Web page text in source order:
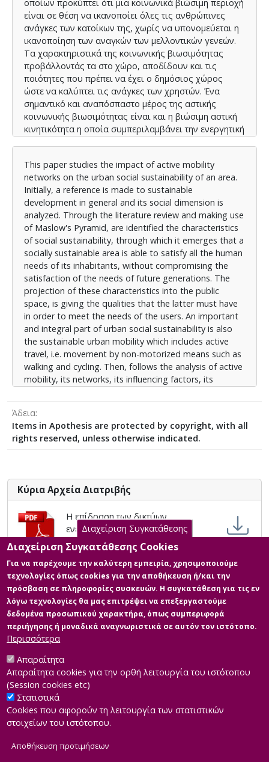
οποίων προκύπτει ότι μια κοινωνικά βιώσιμη περιοχή
είναι σε θέση να ικανοποίει όλες τις ανθρώπινες
ανάγκες των κατοίκων της, χωρίς να υπονομεύεται η
ικανοποίηση των αναγκών των μελλοντικών γενεών.
Τα χαρακτηριστικά της κοινωνικής βιωσιμότητας
προβάλλοντάς τα στο χώρο, αποδίδουν και τις
ποιότητες που πρέπει να έχει ο δημόσιος χώρος
ώστε να καλύπτει τις ανάγκες των χρηστών. Ένα
σημαντικό και αναπόσπαστο μέρος της αστικής
κοινωνικής βιωσιμότητας είναι και η βιώσιμη αστική
κινητικότητα η οποία συμπεριλαμβάνει την ενεργητική
Αναλύεται η ενεργητική μετακίνηση, τα δίκτυά της, οι
παράγοντες που την επηρεάζουν, τα οφέλη και οι
περιορισμοί της καθώς και οι στρατηγικές ενίσχυσής
της. Έπειτα, ακολουθούν μελέτες περίπτωσης που να
έχουν αναπτύξει τα δίκτυα μετακίνησης για τον πεζό
και τον ποδηλάτη σε συνδυασμό και με επεμβάσεις
στο δημόσιο χώρο, ώστε να γίνει μια αποτίμηση, του
συσχετισμού των δύο αυτών εννοιών της ενεργητικής
κινητικότητας και της κοινωνικής βιωσιμότητας σε
πραγματικά παραδείγματα. Επιλέγεται μια μελέτης
περίπτωσης στην Αθήνα, ο Δήμος Ιλίου, ο οποίος έχει
ένα υφιστάμενο δίκτυο ενεργητικής μετακίνησης και
μέσω μελέτης πεδίου, βιβλιογραφίας και
ερωτηματολογίου προς τους κατοίκους, αναλύεται η
επίδρασή του στην κοινωνική βιωσιμότητα του
Δήμου, καταγράφονται τα πλεονεκτήματα και οι
περιορισμοί και γίνονται προτάσεις για τη βελτίωσή
του. Τελικά, εξάγονται ορισμένα συμπεράσματα στα
του θέματος από την επιστημονική κοινότητα.
This paper studies the impact of active mobility
networks on the urban social sustainability of an area.
Initially, a reference is made to sustainable
development in general and its social dimension is
analyzed. Through the literature review and making use
of Maslow's Pyramid, are identified the characteristics
of social sustainability, through which it emerges that a
socially sustainable area is able to satisfy all the human
needs of its inhabitants, without compromising the
satisfaction of the needs of future generations. The
projection of these characteristics into the public
space, is giving the qualities that the latter must have
in order to meet the needs of the users. An important
and integral part of urban social sustainability is also
the sustainable urban mobility which includes active
travel, i.e. movement by non-motorized means such as
walking and cycling. Then, follows the analysis of active
mobility, its networks, its influencing factors, its
that have developed active travel networks with
interventions in public space, in order to make an
assessment of the correlation of these two concepts
municipality of Ilion, which has an existing network of
active mobility and through a field study, literature and
impact of this network on the social sustainability of
the area, the advantages and limitations are recorded
and proposals are made for its improvement. Finally,
some conclusions are drawn in the context of this work
and some proposals are made for further investigation
and analysis of the subject by the scientific community.
Άδεια
Items in Apothesis are protected by copyright, with all
rights reserved, unless otherwise indicated.
Κύρια Αρχεία Διατριβής
Η επίδραση των δικτύων
ενεργητικής κινητικότητας στην
αστική κοινωνική βιωσιμότητα:
Μελέτη περίπτωσης ο Δήμος Ιλίου
Περιγραφή:
ΣΑΚΑΝΤΑΜΗΣ_ΣΤΡΑΤΙΚΗ_ΕΠΙΔΡΑΣΗ
ΔΙΚΤΥΩΝ ΕΝΕΡΓΗΤΙΚΗΣ
ΚΙΝΗΤΙΚΟΤΗΤΑΣ_ΔΕ.pdf (pdf)
Πληροφορίες: Κυρίως σώμα
διπλωματικής, παράρτημα, poster
Developed byINTEROPTICS
Διαχείριση Συγκατάθεσης
Διαχείριση Συγκατάθεσης Cookies
Για να παρέχουμε την καλύτερη εμπειρία, χρησιμοποιούμε
τεχνολογίες όπως cookies για την αποθήκευση ή/και την
πρόσβαση σε πληροφορίες συσκευών. Η συγκατάθεση για τις εν
λόγω τεχνολογίες θα μας επιτρέψει να επεξεργαστούμε
δεδομένα προσωπικού χαρακτήρα, όπως συμπεριφορά
περιήγησης ή μοναδικά αναγνωριστικά σε αυτόν τον ιστότοπο.
Περισσότερα
Απαραίτητα
Απαραίτητα cookies για την ορθή λειτουργία του ιστότοπου
(Session cookies etc)
Στατιστικά
Cookies που αφορούν τη λειτουργία των στατιστικών
στοιχείων του ιστότοπου.
Αποθήκευση προτιμήσεων